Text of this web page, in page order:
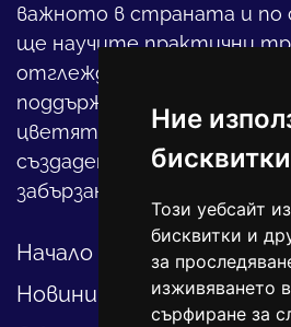
Ние
бисквитки
Този уебсайт
бисквитки и
за
изживяването
сърфиране за
важното в страната и по
ще научите практични
отглеждането на детето,
поддържането на дома и
цветята, интериора и,
създадете своя уютен
забързан свят.
Начало
Новини